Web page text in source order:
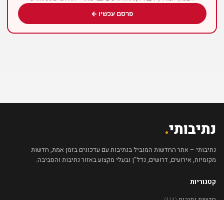
פרסם עכשיו ←
נתיבותי.
נתיבותי – אתר החדשות המוביל בנתיבות עם עדכונים בזמן אמת, חדשות
מקומיות, אירועים, דרושים, נדל"ן ובעלי מקצוע באזור נתיבות והסביבה.
קטגוריות